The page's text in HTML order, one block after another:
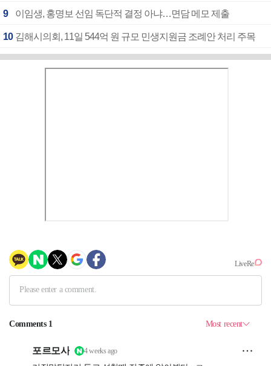
9 이임생, 홍명보 선임 독단적 결정 아냐…면담 메모 제출
10 김해시의회, 11일 544억 원 규모 민생지원금 조례안 처리 주목